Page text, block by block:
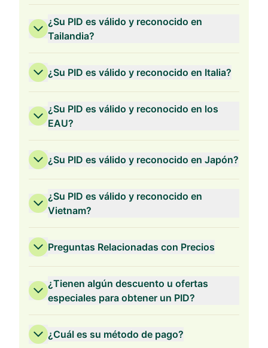
¿Su PID es válido y reconocido en
Tailandia?
¿Su PID es válido y reconocido en Italia?
¿Su PID es válido y reconocido en los
EAU?
¿Su PID es válido y reconocido en Japón?
¿Su PID es válido y reconocido en
Vietnam?
Preguntas Relacionadas con Precios
Validez de 3 Años
¿Tienen algún descuento u ofertas
especiales para obtener un PID?
¿Cuál es su método de pago?